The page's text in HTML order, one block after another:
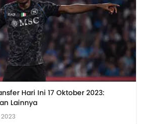
Hari Ini 17 Oktober 2023:
Lainnya
2023